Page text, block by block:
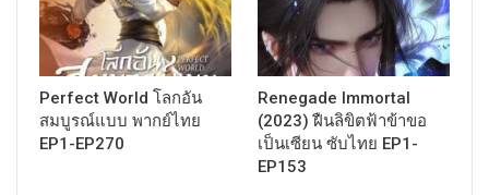
Perfect World โลกอัน
สมบูรณ์แบบ พากย์ไทย
EP1-EP270
Renegade Immortal
(2023) ฝืนลิขิตฟ้าข้าขอ
เป็นเซียน ซับไทย EP1-
EP153